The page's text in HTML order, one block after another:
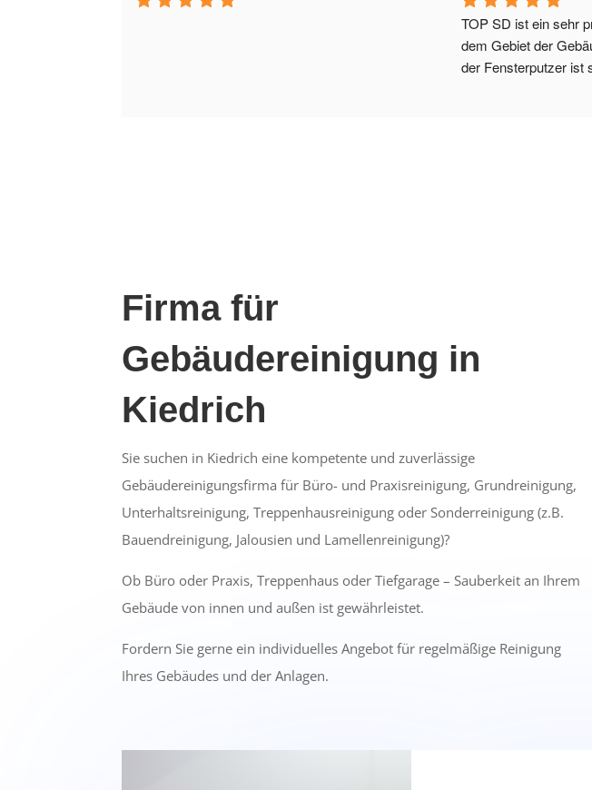
TOP SD ist ein sehr
dem Gebiet der
der Fensterputzer ist
Firma für
Gebäudereinigung in
Kiedrich
Sie suchen in Kiedrich eine kompetente und zuverlässige
Gebäudereinigungsfirma für Büro- und Praxisreinigung, Grundreinigung,
Unterhaltsreinigung, Treppenhausreinigung oder Sonderreinigung (z.B.
Bauendreinigung, Jalousien und Lamellenreinigung)?
Ob Büro oder Praxis, Treppenhaus oder Tiefgarage – Sauberkeit an Ihrem
Gebäude von innen und außen ist gewährleistet.
Fordern Sie gerne ein individuelles Angebot für regelmäßige Reinigung
Ihres Gebäudes und der Anlagen.